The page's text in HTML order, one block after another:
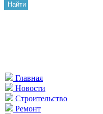
Найти
Главная
Новости
Строительство
Ремонт